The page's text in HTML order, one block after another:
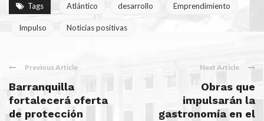
Tags Atlántico desarrollo Emprendimiento
Impulso Noticias positivas
Previous Article
Barranquilla
fortalecerá oferta
de protección
Next Article
Obras que
impulsarán la
gastronomía en el